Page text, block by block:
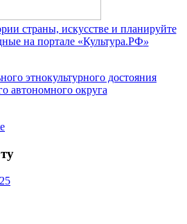
страны, искусстве и планируйте
на портале «Культура.РФ»
этнокультурного достояния
автономного округа